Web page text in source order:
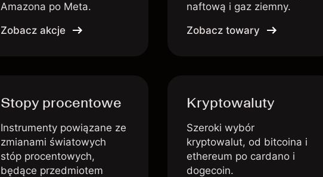
Amazona po Meta.
Zobacz akcje
naftową i gaz ziemny.
Zobacz towary
Stopy procentowe
Instrumenty powiązane ze
zmianami światowych
stóp procentowych,
będące przedmiotem
Kryptowaluty
Szeroki wybór
kryptowalut, od bitcoina i
ethereum po cardano i
dogecoin.